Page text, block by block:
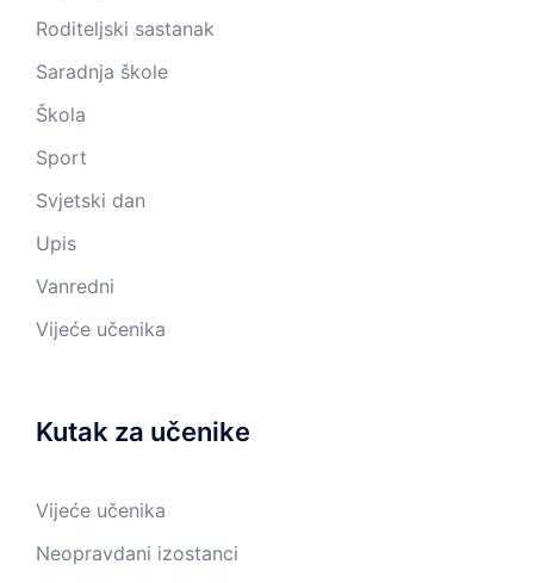
Roditeljski sastanak
Saradnja škole
Škola
Sport
Svjetski dan
Upis
Vanredni
Vijeće učenika
Kutak za učenike
Vijeće učenika
Neopravdani izostanci